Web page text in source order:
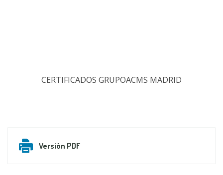
CERTIFICADOS GRUPOACMS MADRID
Versión PDF